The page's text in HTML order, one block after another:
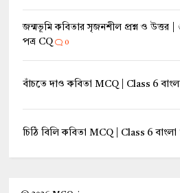
জন্মভূমি কবিতার সৃজনশীল প্রশ্ন ও উত্তর |
পত্র CQ
0
বাঁচতে দাও কবিতা MCQ | Class 6
চিঠি বিলি কবিতা MCQ | Class 6